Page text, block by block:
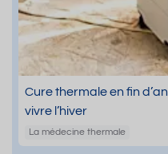
Cure thermale en fin
vivre l’hiver
La médecine thermale